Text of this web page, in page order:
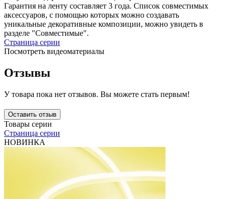
Гарантия на ленту составляет 3 года. Список совместимых
аксессуаров, с помощью которых можно создавать
уникальные декоративные композиции, можно увидеть в
разделе "Совместимые".
Страница серии
Посмотреть видеоматериалы
Отзывы
У товара пока нет отзывов. Вы можете стать первым!
Оставить отзыв
Товары серии
Страница серии
НОВИНКА